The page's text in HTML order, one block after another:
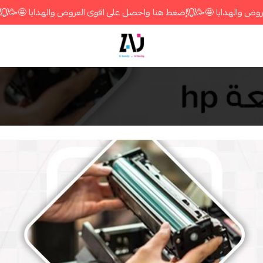
🤩🥳 إضغط هنا واحصل على اقوى العروض والهدايا 🤩🥳
متجر زاج ستور